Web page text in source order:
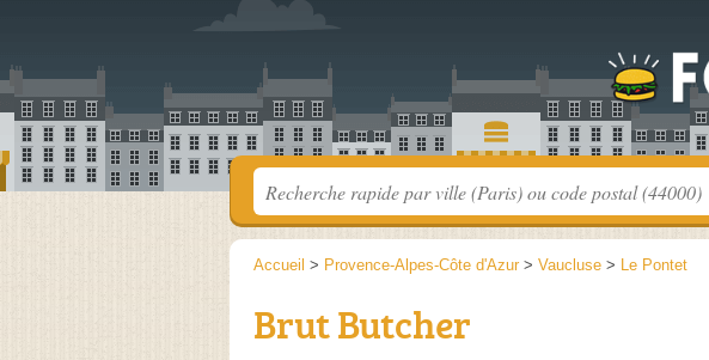
Accueil > Provence-Alpes-Côte d'Azur > Vaucluse > Le Pontet
Brut Butcher